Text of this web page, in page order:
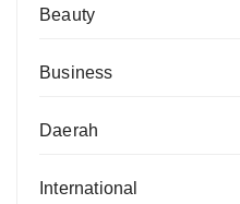
Beauty
Business
Daerah
International